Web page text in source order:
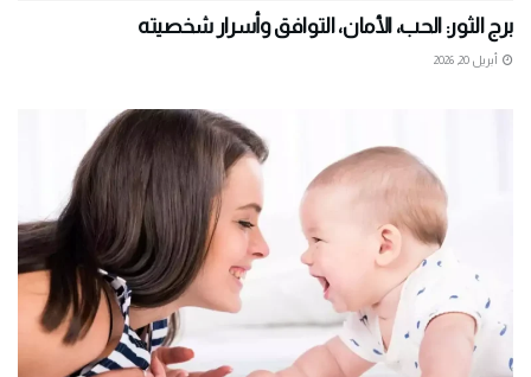
برج الثور: الحب، الأمان، التوافق وأسرار شخصيته
أبريل 20, 2026